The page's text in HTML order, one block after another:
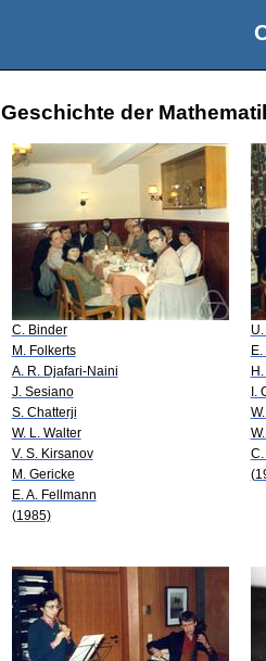
Geschichte der
C. Binder
M. Folkerts
A. R. Djafari-Naini
J. Sesiano
S. Chatterji
W. L. Walter
V. S. Kirsanov
M. Gericke
E. A. Fellmann
(1985)
I.